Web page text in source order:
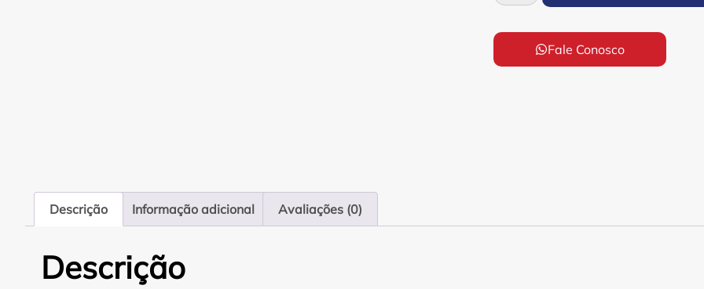
Fale Conosco
Descrição Informação adicional Avaliações (0)
Descrição